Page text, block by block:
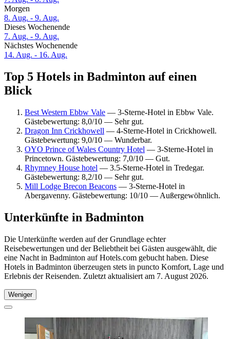
Morgen
8. Aug. - 9. Aug.
Dieses Wochenende
7. Aug. - 9. Aug.
Nächstes Wochenende
14. Aug. - 16. Aug.
Top 5 Hotels in Badminton auf einen
Blick
Best Western Ebbw Vale — 3-Sterne-Hotel in Ebbw Vale.
Gästebewertung: 8,0/10 — Sehr gut.
Dragon Inn Crickhowell — 4-Sterne-Hotel in Crickhowell.
Gästebewertung: 9,0/10 — Wunderbar.
OYO Prince of Wales Country Hotel — 3-Sterne-Hotel in
Princetown. Gästebewertung: 7,0/10 — Gut.
Rhymney House hotel — 3.5-Sterne-Hotel in Tredegar.
Gästebewertung: 8,2/10 — Sehr gut.
Mill Lodge Brecon Beacons — 3-Sterne-Hotel in
Abergavenny. Gästebewertung: 10/10 — Außergewöhnlich.
Unterkünfte in Badminton
Die Unterkünfte werden auf der Grundlage echter
Reisebewertungen und der Beliebtheit bei Gästen ausgewählt, die
eine Nacht in Badminton auf Hotels.com gebucht haben. Diese
Hotels in Badminton überzeugen stets in puncto Komfort, Lage und
Erlebnis der Reisenden. Zuletzt aktualisiert am 7. August 2026.
Weniger